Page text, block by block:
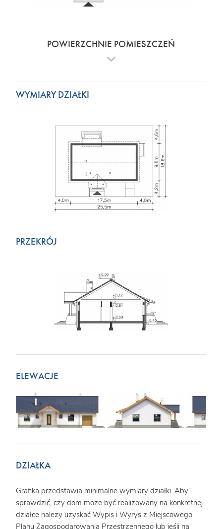
POWIERZCHNIE POMIESZCZEŃ
WYMIARY DZIAŁKI
PRZEKRÓJ
ELEWACJE
DZIAŁKA
Grafika przedstawia minimalne wymiary działki. Aby
sprawdzić, czy dom może być realizowany na konkretnej
działce należy uzyskać Wypis i Wyrys z Miejscowego
Planu Zagospodarowania Przestrzennego lub jeśli na